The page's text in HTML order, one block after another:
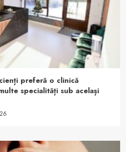
preferă o clinică
specialități sub același